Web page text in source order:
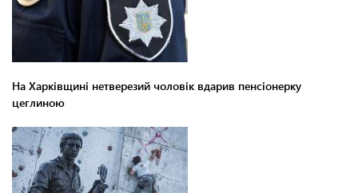
На Харківщині нетверезий чоловік вдарив пенсіонерку
цеглиною